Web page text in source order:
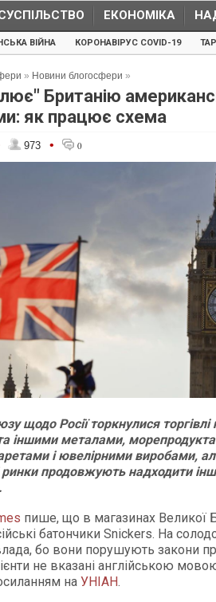
ЕКОНОМІКА
ВІЙНА КОРОНАВІРУС COVID-19
» Новини блогосфери »
Британію
як працює схема
973 • 0
щодо Росії торкнулися
іншими металами,
і ювелірними виробами,
ринки продовжують надходити
пише, що в магазинах Великої
батончики Snickers. На
бо вони порушують закони
не вказані англійською
на УНІАН.